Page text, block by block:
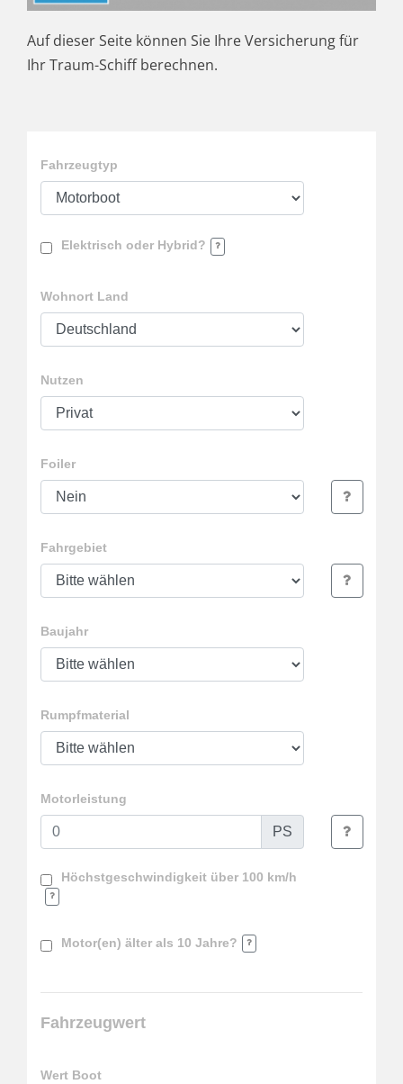
Auf dieser Seite können Sie Ihre Versicherung für
Ihr Traum-Schiff berechnen.
Fahrzeugtyp
Elektrisch oder Hybrid?
Wohnort Land
Nutzen
Foiler
Fahrgebiet
Baujahr
Rumpfmaterial
Motorleistung
PS
Höchstgeschwindigkeit über 100 km/h
Motor(en) älter als 10 Jahre?
Fahrzeugwert
Wert Boot